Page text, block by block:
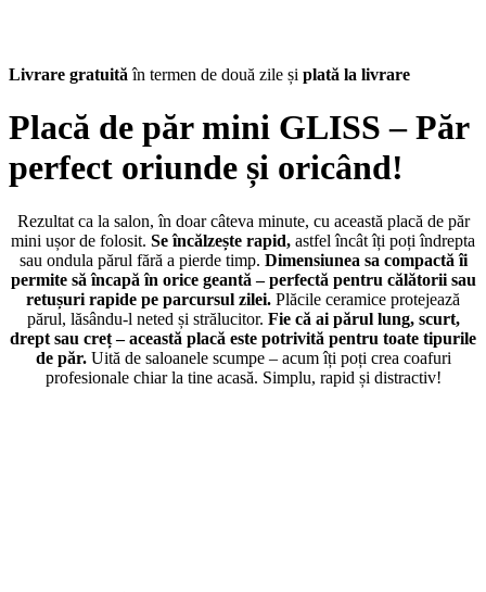
Livrare gratuită în termen de două zile și plată la livrare
Placă de păr mini GLISS – Păr
perfect oriunde și oricând!
Rezultat ca la salon, în doar câteva minute, cu această placă de păr
mini ușor de folosit. Se încălzește rapid, astfel încât îți poți îndrepta
sau ondula părul fără a pierde timp. Dimensiunea sa compactă îi
permite să încapă în orice geantă – perfectă pentru călătorii sau
retușuri rapide pe parcursul zilei. Plăcile ceramice protejează
părul, lăsându-l neted și strălucitor. Fie că ai părul lung, scurt,
drept sau creț – această placă este potrivită pentru toate tipurile
de păr.Uită de saloanele scumpe – acum îți poți crea coafuri
profesionale chiar la tine acasă. Simplu, rapid și distractiv!